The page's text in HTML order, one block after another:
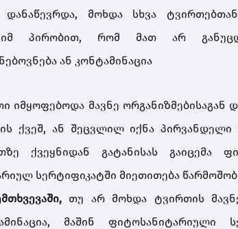
დანაწევრდა, მოხდა სხვა
პირობით, რომ მათ არ
ან კონტამინაცია
მავნე ორგანიზმებისაგან
ქვეშ, ან შეცვლილ იქნა პირვანდელი
ქვეყნიდან გატანისას გაიცემა
სერტიფიკატში მიეთითება
თუ არ მოხდა ტვირთის
მაშინ ფიტოსანიტარიული